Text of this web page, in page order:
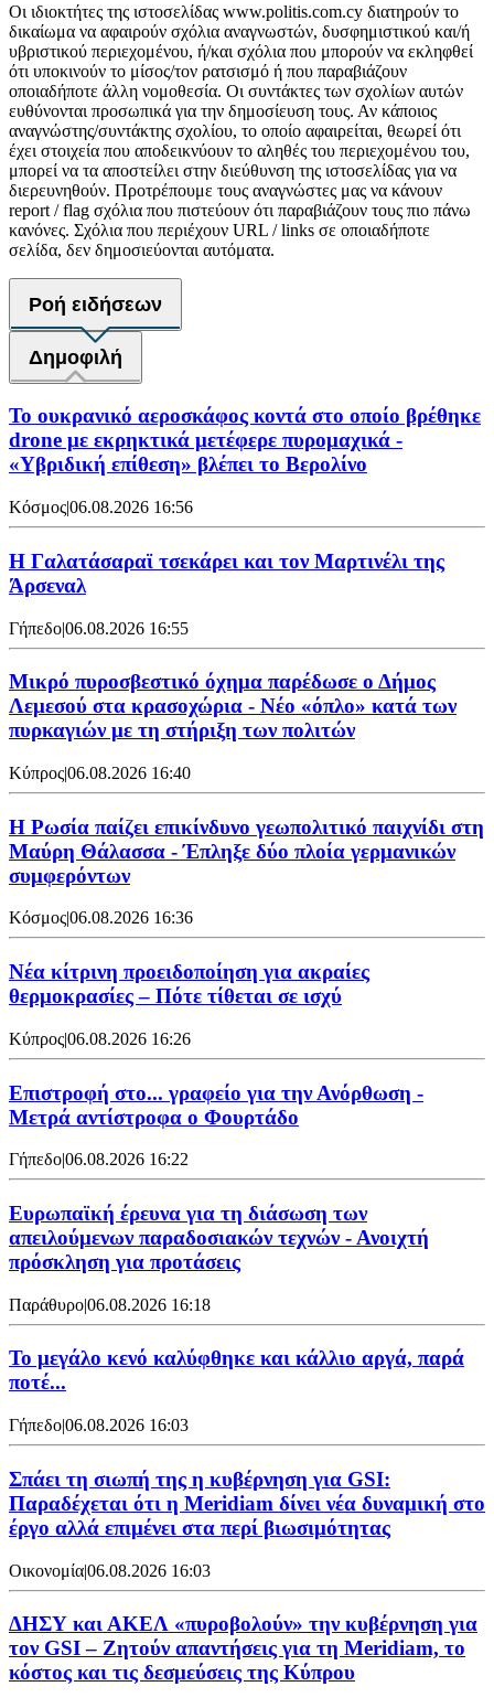
Οι ιδιοκτήτες της ιστοσελίδας www.politis.com.cy διατηρούν το
δικαίωμα να αφαιρούν σχόλια αναγνωστών, δυσφημιστικού και/ή
υβριστικού περιεχομένου, ή/και σχόλια που μπορούν να εκληφθεί
ότι υποκινούν το μίσος/τον ρατσισμό ή που παραβιάζουν
οποιαδήποτε άλλη νομοθεσία. Οι συντάκτες των σχολίων αυτών
ευθύνονται προσωπικά για την δημοσίευση τους. Αν κάποιος
αναγνώστης/συντάκτης σχολίου, το οποίο αφαιρείται, θεωρεί ότι
έχει στοιχεία που αποδεικνύουν το αληθές του περιεχομένου του,
μπορεί να τα αποστείλει στην διεύθυνση της ιστοσελίδας για να
διερευνηθούν. Προτρέπουμε τους αναγνώστες μας να κάνουν
report / flag σχόλια που πιστεύουν ότι παραβιάζουν τους πιο πάνω
κανόνες. Σχόλια που περιέχουν URL / links σε οποιαδήποτε
σελίδα, δεν δημοσιεύονται αυτόματα.
Ροή ειδήσεων
Δημοφιλή
Το ουκρανικό αεροσκάφος κοντά στο οποίο βρέθηκε
drone με εκρηκτικά μετέφερε πυρομαχικά -
«Υβριδική επίθεση» βλέπει το Βερολίνο
Κόσμος|06.08.2026 16:56
H Γαλατάσαραϊ τσεκάρει και τον Μαρτινέλι της
Άρσεναλ
Γήπεδο|06.08.2026 16:55
Μικρό πυροσβεστικό όχημα παρέδωσε ο Δήμος
Λεμεσού στα κρασοχώρια - Νέο «όπλο» κατά των
πυρκαγιών με τη στήριξη των πολιτών
Κύπρος|06.08.2026 16:40
Η Ρωσία παίζει επικίνδυνο γεωπολιτικό παιχνίδι στη
Μαύρη Θάλασσα - Έπληξε δύο πλοία γερμανικών
συμφερόντων
Κόσμος|06.08.2026 16:36
Νέα κίτρινη προειδοποίηση για ακραίες
θερμοκρασίες – Πότε τίθεται σε ισχύ
Κύπρος|06.08.2026 16:26
Επιστροφή στο... γραφείο για την Ανόρθωση -
Μετρά αντίστροφα ο Φουρτάδο
Γήπεδο|06.08.2026 16:22
Ευρωπαϊκή έρευνα για τη διάσωση των
απειλούμενων παραδοσιακών τεχνών - Ανοιχτή
πρόσκληση για προτάσεις
Παράθυρο|06.08.2026 16:18
Το μεγάλο κενό καλύφθηκε και κάλλιο αργά, παρά
ποτέ...
Γήπεδο|06.08.2026 16:03
Σπάει τη σιωπή της η κυβέρνηση για GSI:
Παραδέχεται ότι η Meridiam δίνει νέα δυναμική στο
έργο αλλά επιμένει στα περί βιωσιμότητας
Οικονομία|06.08.2026 16:03
ΔΗΣΥ και ΑΚΕΛ «πυροβολούν» την κυβέρνηση για
τον GSI – Ζητούν απαντήσεις για τη Meridiam, το
κόστος και τις δεσμεύσεις της Κύπρου